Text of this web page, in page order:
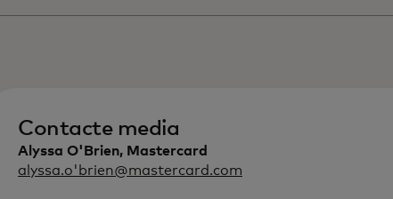
Contacte media
Alyssa O'Brien, Mastercard
alyssa.o'brien@mastercard.com